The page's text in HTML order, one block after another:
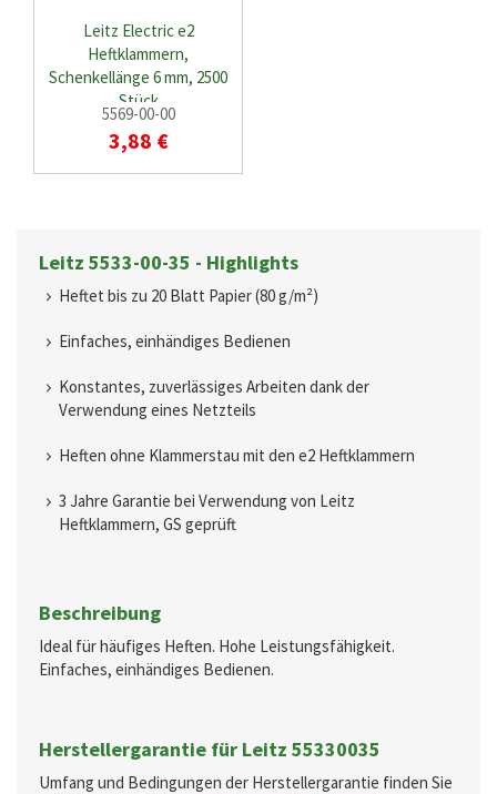
Leitz Electric e2
Heftklammern,
Schenkellänge 6 mm, 2500
Stück
5569-00-00
3,88 €
Leitz 5533-00-35 - Highlights
Heftet bis zu 20 Blatt Papier (80 g/m²)
Einfaches, einhändiges Bedienen
Konstantes, zuverlässiges Arbeiten dank der
Verwendung eines Netzteils
Heften ohne Klammerstau mit den e2 Heftklammern
3 Jahre Garantie bei Verwendung von Leitz
Heftklammern, GS geprüft
Beschreibung
Ideal für häufiges Heften. Hohe Leistungsfähigkeit.
Einfaches, einhändiges Bedienen.
Herstellergarantie für Leitz 55330035
Umfang und Bedingungen der Herstellergarantie finden Sie